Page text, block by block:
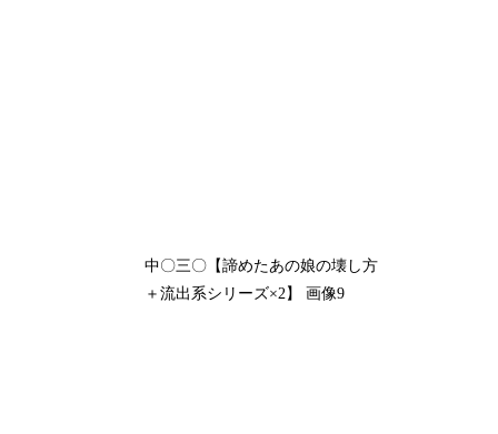
中〇三〇【諦めたあの娘の壊し方
＋流出系シリーズ×2】 画像9